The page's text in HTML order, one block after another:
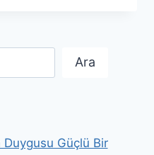
Ara
Güçlü Bir